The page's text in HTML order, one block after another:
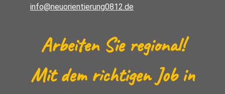
info@neuorientierung0812.de
Arbeiten Sie regional!
Mit dem richtigen Job in